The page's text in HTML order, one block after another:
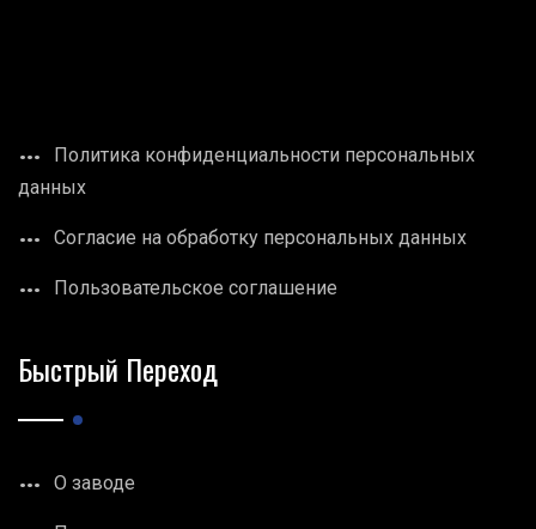
Политика конфиденциальности персональных
данных
Согласие на обработку персональных данных
Пользовательское соглашение
Быстрый Переход
О заводе